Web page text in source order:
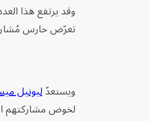
وقد يرتفع هذا
تعرّض حارس
ويستعدّليونيل
لخوض مشاركتهم